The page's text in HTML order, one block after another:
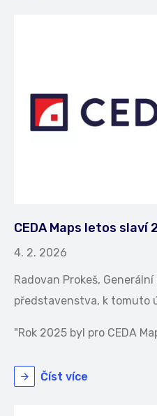
CEDA Maps letos slaví
4. 2. 2026
Radovan Prokeš,
představenstva, k tomuto
"Rok 2025 byl pro CEDA
Číst více